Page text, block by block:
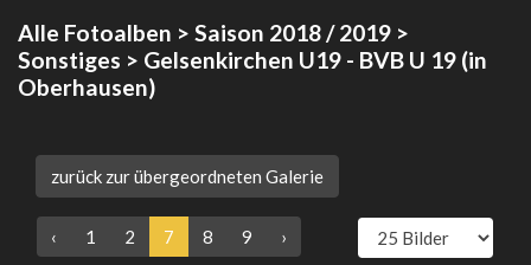
Alle Fotoalben > Saison 2018 / 2019 >
Sonstiges > Gelsenkirchen U19 - BVB U 19 (in
Oberhausen)
zurück zur übergeordneten Galerie
‹ 1 2 7 8 9 ›